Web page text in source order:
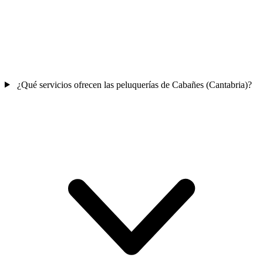
¿Qué servicios ofrecen las peluquerías de Cabañes (Cantabria)?